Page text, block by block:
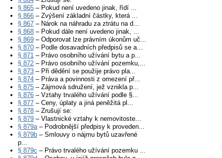
§ 865 – Pokud není uvedeno jinak, řídí ...
§ 866 – Zvýšení základní částky, která ...
§ 867 – Nárok na náhradu za ztrátu na d...
§ 868 – Pokud dále není uvedeno jinak, ...
§ 869 – Odporovat lze právním úkonům uč...
§ 870 – Podle dosavadních předpisů se a...
§ 871 – Právo osobního užívání bytu a p...
§ 872 – Právo osobního užívání pozemku,...
§ 873 – Při dědění se použije právo pla...
§ 874 – Práva a povinnosti z omezení př...
§ 875 – Zájmová sdružení, jež vznikla p...
§ 876 – Vztahy trvalého užívání podle §...
§ 877 – Ceny, úplaty a jiná peněžitá pl...
§ 878 – Zrušují se:
§ 879 – Vlastnické vztahy k nemovitoste...
§ 879a– Podrobnější předpisy k proveden...
§ 879b – Smlouvy o nájmu bytů uzavřené
p...
§ 879c – Právo trvalého užívání pozemku ...